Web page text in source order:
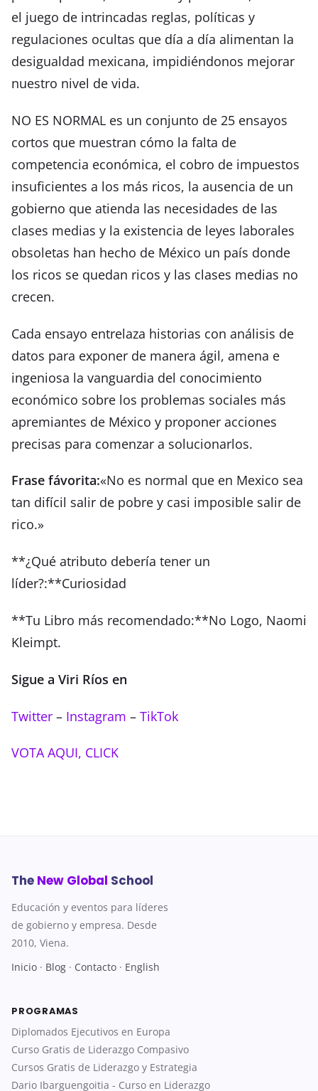
el juego de intrincadas reglas, políticas y
regulaciones ocultas que día a día alimentan la
desigualdad mexicana, impidiéndonos mejorar
nuestro nivel de vida.
NO ES NORMAL es un conjunto de 25 ensayos
cortos que muestran cómo la falta de
competencia económica, el cobro de impuestos
insuficientes a los más ricos, la ausencia de un
gobierno que atienda las necesidades de las
clases medias y la existencia de leyes laborales
obsoletas han hecho de México un país donde
los ricos se quedan ricos y las clases medias no
crecen.
Cada ensayo entrelaza historias con análisis de
datos para exponer de manera ágil, amena e
ingeniosa la vanguardia del conocimiento
económico sobre los problemas sociales más
apremiantes de México y proponer acciones
precisas para comenzar a solucionarlos.
Frase fávorita:«No es normal que en Mexico sea
tan difícil salir de pobre y casi imposible salir de
rico.»
**¿Qué atributo debería tener un
líder?:**Curiosidad
**Tu Libro más recomendado:**No Logo, Naomi
Kleimpt.
Sigue a Viri Ríos en
Twitter – Instagram – TikTok
VOTA AQUI, CLICK
The New Global School
Educación y eventos para líderes
de gobierno y empresa. Desde
2010, Viena.
Inicio · Blog · Contacto · English
PROGRAMAS
Diplomados Ejecutivos en Europa
Curso Gratis de Liderazgo Compasivo
Cursos Gratis de Liderazgo y Estrategia
Dario Ibarguengoitia - Curso en Liderazgo